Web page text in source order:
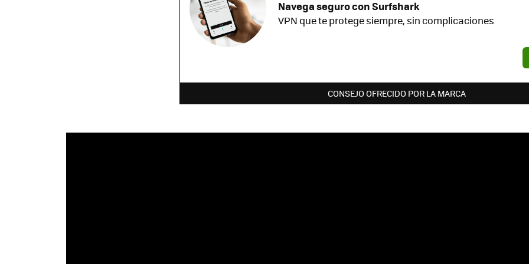
Navega seguro con Surfshark
VPN que te protege siempre, sin complicaciones
CONSEJO OFRECIDO POR LA MARCA